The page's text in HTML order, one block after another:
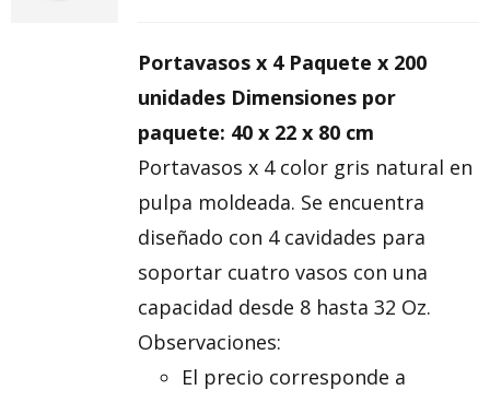
Portavasos x 4 Paquete x 200
unidades Dimensiones por
paquete: 40 x 22 x 80 cm
Portavasos x 4 color gris natural en
pulpa moldeada. Se encuentra
diseñado con 4 cavidades para
soportar cuatro vasos con una
capacidad desde 8 hasta 32 Oz.
Observaciones:
El precio corresponde a